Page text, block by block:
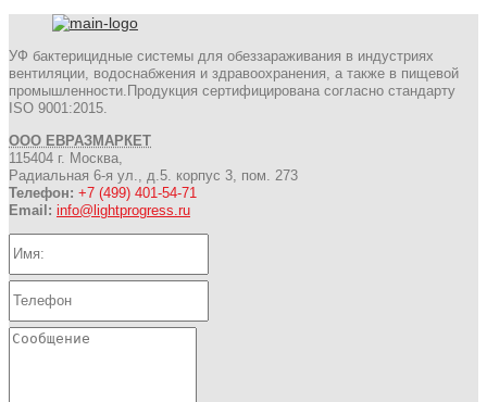
УФ бактерицидные системы для обеззараживания в индустриях
вентиляции, водоснабжения и здравоохранения, а также в пищевой
промышленности.Продукция сертифицирована согласно стандарту
ISO 9001:2015.
ООО ЕВРАЗМАРКЕТ
115404 г. Москва,
Радиальная 6-я ул., д.5. корпус 3, пом. 273
Телефон: +7 (499) 401-54-71
Email: info@lightprogress.ru